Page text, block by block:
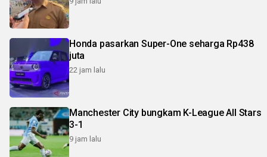
Honda pasarkan Super-One seharga Rp438
juta
22 jam lalu
Manchester City bungkam K-League All Stars
3-1
9 jam lalu